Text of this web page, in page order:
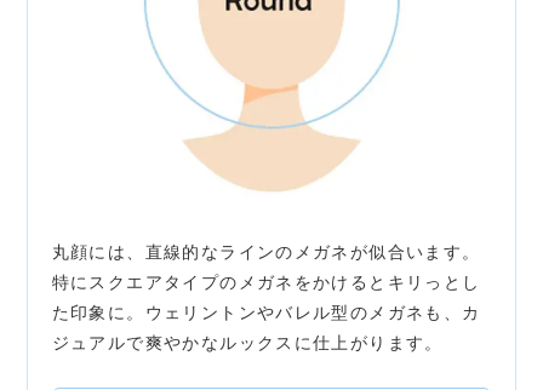
丸顔には、直線的なラインのメガネが似合います。
特にスクエアタイプのメガネをかけるとキリっとし
た印象に。ウェリントンやバレル型のメガネも、カ
ジュアルで爽やかなルックスに仕上がります。